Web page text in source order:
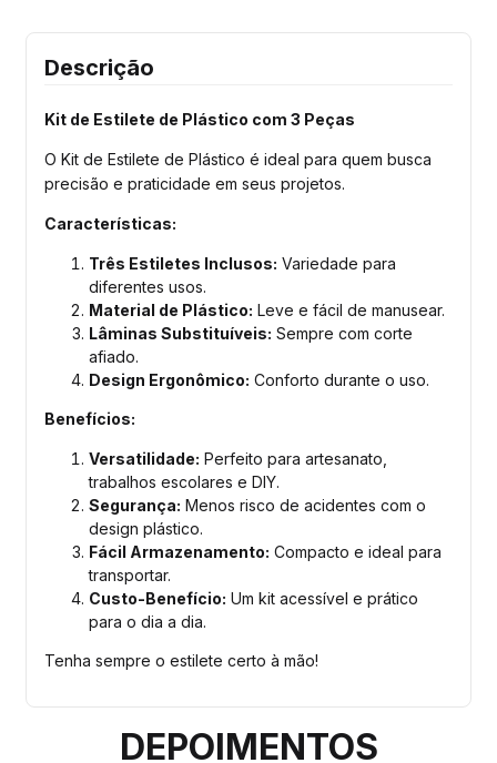
Descrição
Kit de Estilete de Plástico com 3 Peças
O Kit de Estilete de Plástico é ideal para quem busca
precisão e praticidade em seus projetos.
Características:
Três Estiletes Inclusos: Variedade para
diferentes usos.
Material de Plástico: Leve e fácil de manusear.
Lâminas Substituíveis: Sempre com corte
afiado.
Design Ergonômico: Conforto durante o uso.
Benefícios:
Versatilidade: Perfeito para artesanato,
trabalhos escolares e DIY.
Segurança: Menos risco de acidentes com o
design plástico.
Fácil Armazenamento: Compacto e ideal para
transportar.
Custo-Benefício: Um kit acessível e prático
para o dia a dia.
Tenha sempre o estilete certo à mão!
DEPOIMENTOS